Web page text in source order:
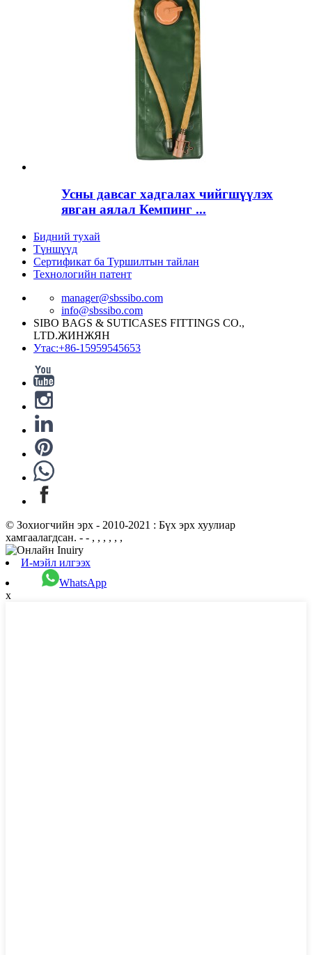
Усны давсаг хадгалах чийгшүүлэх
явган аялал Кемпинг ...
Бидний тухай
Түншүүд
Сертификат ба Туршилтын тайлан
Технологийн патент
manager@sbssibo.com
info@sbssibo.com
SIBO BAGS & SUTICASES FITTINGS CO.,
LTD.ЖИНЖЯН
Утас:+86-15959545653
© Зохиогчийн эрх - 2010-2021 : Бүх эрх хуулиар
хамгаалагдсан. - - , , , , , ,
И-мэйл илгээх
WhatsApp
x